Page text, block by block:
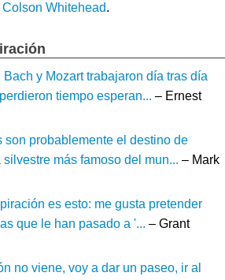
Whitehead.
Bach y Mozart trabajaron día tras día
tiempo esperan... – Ernest
son probablemente el destino de
más famoso del mun... – Mark
es esto: me gusta pretender
que le han pasado a '... – Grant
no viene, voy a dar un paseo, ir al